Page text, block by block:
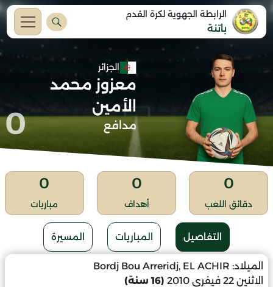
الرابطة الجهوية لكرة القدم
باتنة
الجزائر
معزوز محمد
الأمين
مدافع 0
0
دقائق اللعب
0
أهداف
0
مباريات
التفاصيل المباريات المسيرة
الميلاد: Bordj Bou Arreridj, EL ACHIR
الاثنين 22 فيفري 2010
(16 سنة)